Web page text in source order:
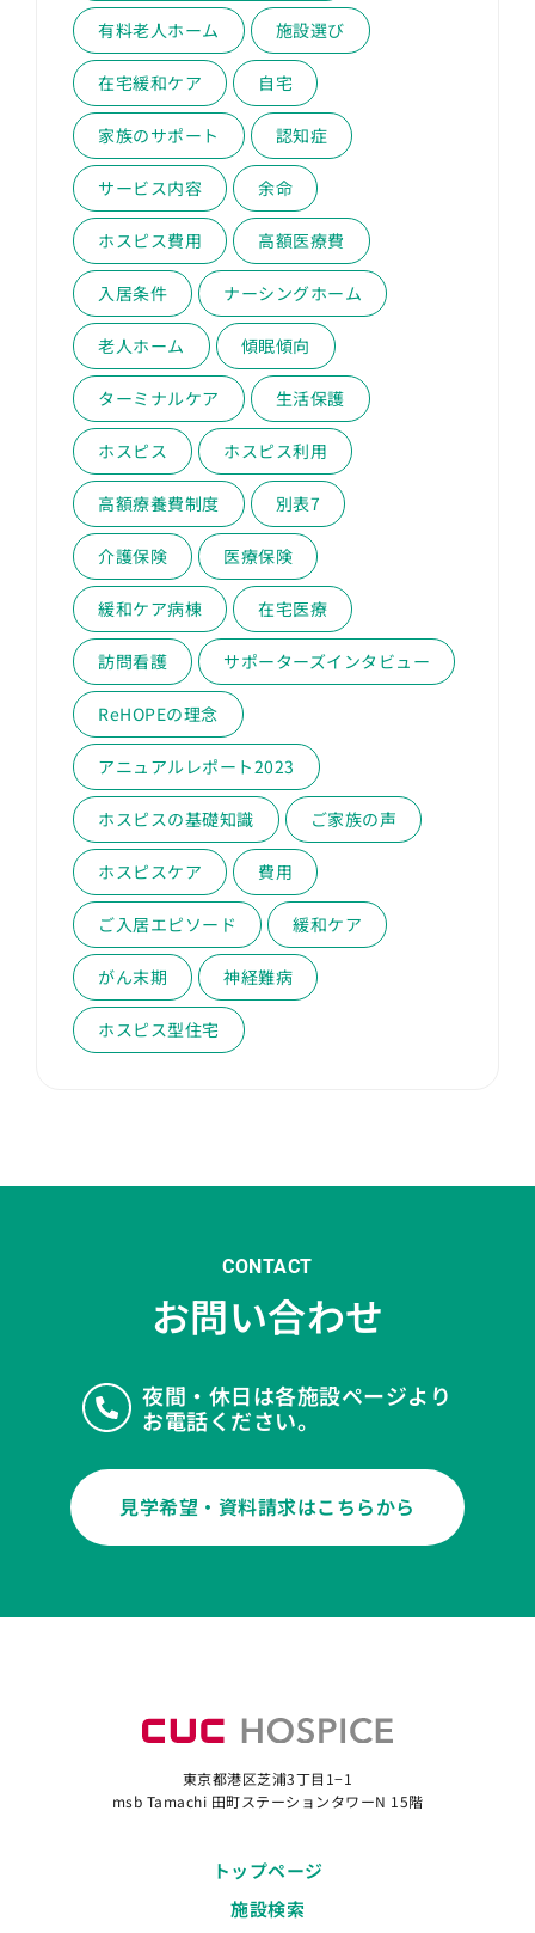
有料老人ホーム 施設選び
在宅緩和ケア 自宅
家族のサポート 認知症
サービス内容 余命
ホスピス費用 高額医療費
入居条件 ナーシングホーム
老人ホーム 傾眠傾向
ターミナルケア 生活保護
ホスピス ホスピス利用
高額療養費制度 別表7
介護保険 医療保険
緩和ケア病棟 在宅医療
訪問看護 サポーターズインタビュー
ReHOPEの理念
アニュアルレポート2023
ホスピスの基礎知識 ご家族の声
ホスピスケア 費用
ご入居エピソード 緩和ケア
がん末期 神経難病
ホスピス型住宅
CONTACT
お問い合わせ
夜間・休日は各施設ページより
お電話ください。
見学希望・資料請求はこちらから
東京都港区芝浦3丁目1−1
msb Tamachi 田町ステーションタワーN 15階
トップページ
施設検索